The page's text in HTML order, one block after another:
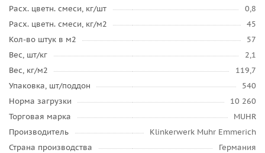
Расх. цветн. смеси, кг/шт
0,8
Расх. цветн. смеси, кг/м2
45
Кол-во штук в м2
57
Вес, шт/кг
2,1
Вес, кг/м2
119,7
Упаковка, шт/поддон
540
Норма загрузки
10 260
Торговая марка
MUHR
Производитель
Klinkerwerk Muhr Emmerich
Страна производства
Германия